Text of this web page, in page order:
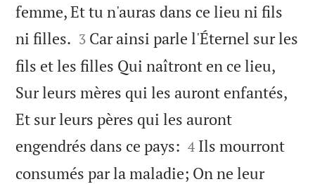
femme, Et tu n'auras dans ce lieu ni fils
ni filles. 

3 Car ainsi parle l'Éternel sur les
fils et les filles Qui naîtront en ce lieu,
Sur leurs mères qui les auront enfantés,
Et sur leurs pères qui les auront
engendrés dans ce pays: 

4 Ils mourront
consumés par la maladie; On ne leur